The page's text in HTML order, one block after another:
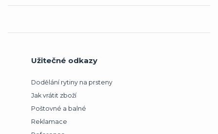
Užitečné odkazy
Dodělání rytiny na prsteny
Jak vrátit zboží
Poštovné a balné
Reklamace